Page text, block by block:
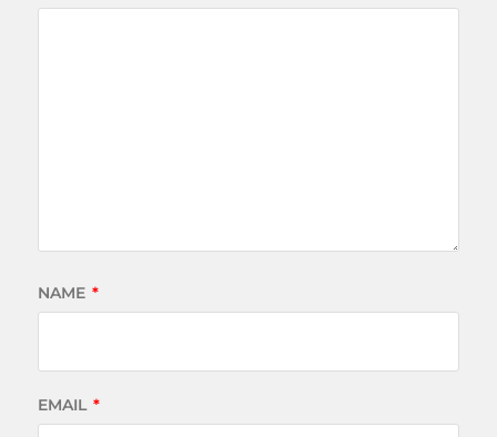
NAME *
EMAIL *